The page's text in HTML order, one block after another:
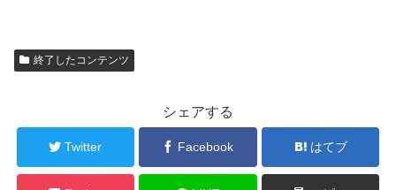
終了したコンテンツ
シェアする
Twitter Facebook はてブ